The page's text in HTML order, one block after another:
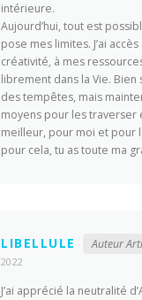
intérieure.
Aujourd’hui, tout est
pose mes limites. J’ai
créativité, à mes
librement dans la Vie. Bien
des tempêtes, mais
moyens pour les traverser
meilleur, pour moi et pour
pour cela, tu as toute ma
LIBELLULE Auteur
2022
J’ai apprécié la neutralité